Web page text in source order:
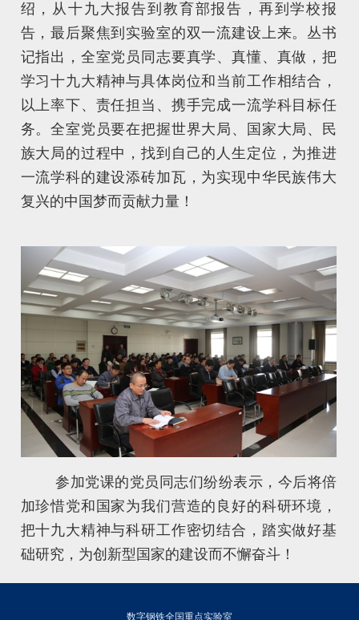
绍，从十九大报告到教育部报告，再到学校报
告，最后聚焦到实验室的双一流建设上来。丛书
记指出，全室党员同志要真学、真懂、真做，把
学习十九大精神与具体岗位和当前工作相结合，
以上率下、责任担当、携手完成一流学科目标任
务。全室党员要在把握世界大局、国家大局、民
族大局的过程中，找到自己的人生定位，为推进
一流学科的建设添砖加瓦，为实现中华民族伟大
复兴的中国梦而贡献力量！
参加党课的党员同志们纷纷表示，今后将倍
加珍惜党和国家为我们营造的良好的科研环境，
把十九大精神与科研工作密切结合，踏实做好基
础研究，为创新型国家的建设而不懈奋斗！
数字钢铁全国重点实验室